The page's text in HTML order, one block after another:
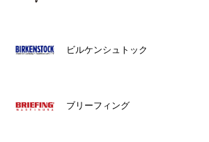
ビルケンシュトック
ブリーフィング